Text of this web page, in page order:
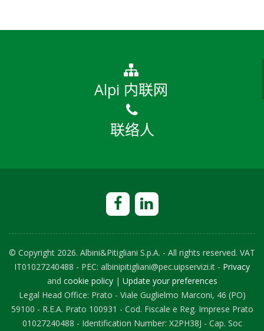
Alpi 内联网
联络人
© Copyright 2026. Albini&Pitigliani S.p.A. - All rights reserved. VAT
IT01027240488 - PEC: albinipitigliani@pec.uipservizi.it - Privacy
and cookie policy| Update your preferences
Legal Head Office: Prato - Viale Guglielmo Marconi, 46 (PO)
59100 - R.E.A. Prato 100931 - Cod. Fiscale e Reg. Imprese Prato
01027240488 - Identification Number: X2PH38J - Cap. Soc